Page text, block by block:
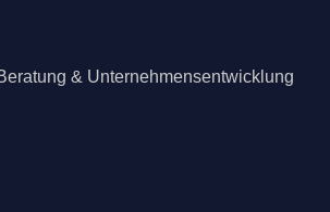
& Unternehmensentwicklung